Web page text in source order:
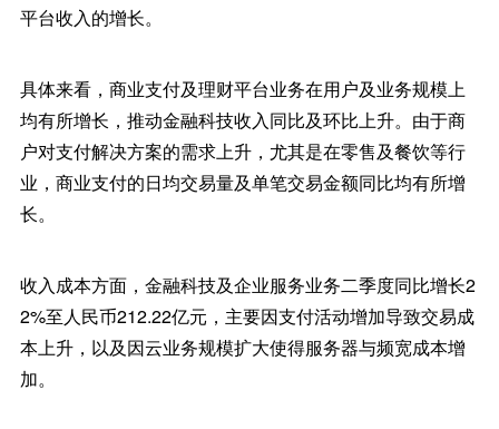
平台收入的增长。
具体来看，商业支付及理财平台业务在用户及业务规模上
均有所增长，推动金融科技收入同比及环比上升。由于商
户对支付解决方案的需求上升，尤其是在零售及餐饮等行
业，商业支付的日均交易量及单笔交易金额同比均有所增
长。
收入成本方面，金融科技及企业服务业务二季度同比增长2
2%至人民币212.22亿元，主要因支付活动增加导致交易成
本上升，以及因云业务规模扩大使得服务器与频宽成本增
加。